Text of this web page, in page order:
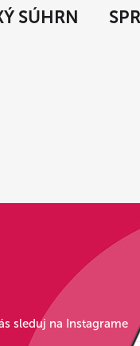
SÚHRN
sleduj na Instagrame